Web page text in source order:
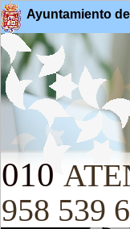
Ayuntamiento
010
958 539